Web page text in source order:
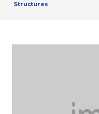
Structures